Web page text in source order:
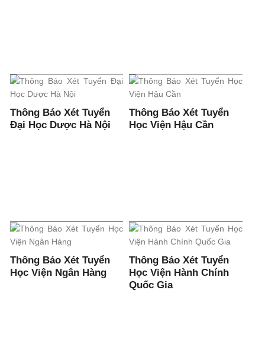
Thông Báo Xét Tuyển
Đại Học Dược Hà Nội
Thông Báo Xét Tuyển
Học Viện Hậu Cần
Thông Báo Xét Tuyển
Học Viện Ngân Hàng
Thông Báo Xét Tuyển
Học Viện Hành Chính
Quốc Gia